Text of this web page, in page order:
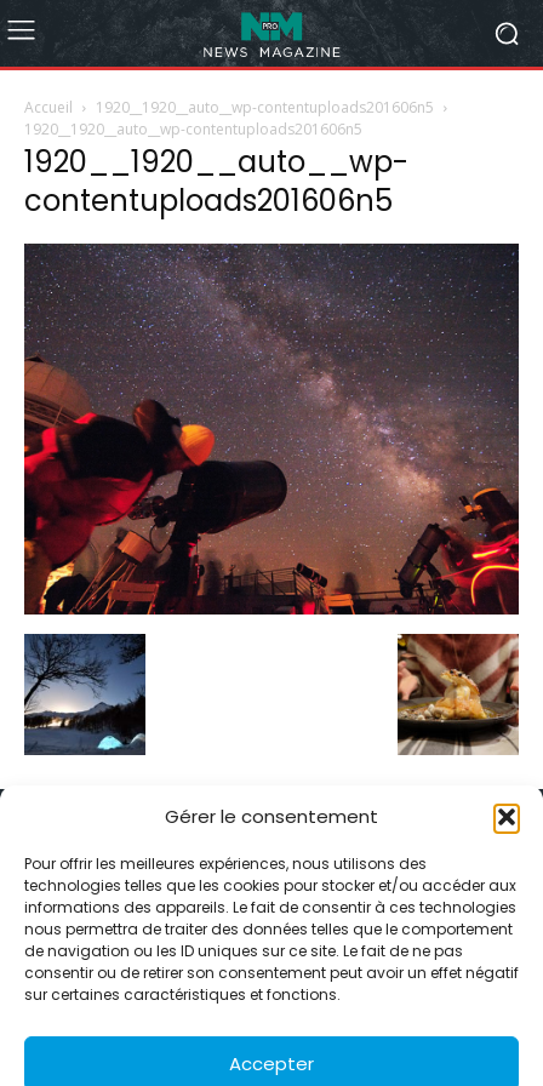
Gérer le consentement
Pour offrir les meilleures expériences, nous utilisons des
technologies telles que les cookies pour stocker et/ou accéder aux
informations des appareils. Le fait de consentir à ces technologies
nous permettra de traiter des données telles que le comportement
de navigation ou les ID uniques sur ce site. Le fait de ne pas
consentir ou de retirer son consentement peut avoir un effet négatif
sur certaines caractéristiques et fonctions.
Accepter
Accueil
1920__1920__auto__wp-contentuploads201606n5
1920__1920__auto__wp-contentuploads201606n5
1920__1920__auto__wp-
contentuploads201606n5
Alternative Média est une agence de relations presse et de
relations publiques basée à Grenoble. Depuis 1995, elle conçoit et
pilote des stratégies de visibilité en France et à l’international
grâce à un réseau d’agences partenaires.